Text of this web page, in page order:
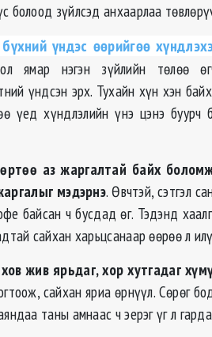
болоод зүйлсэд анхаарлаа
үндэс өөрийгөө
ямар нэгэн зүйлийн төлөө
үндсэн эрх. Тухайн хүн хэн
үед хүндлэлийн үнэ цэнэ
аз жаргалтай байх
мэдэрнэ. Өвчтэй, сэтгэл
байсан ч бусдад өг. Тэдэнд
сайхан харьцсанаар өөрөө л
хов жив ярьдаг, хор хутгадаг
сайхан яриа өрнүүл. Сөрөг
таны амнаас ч эерэг үг л